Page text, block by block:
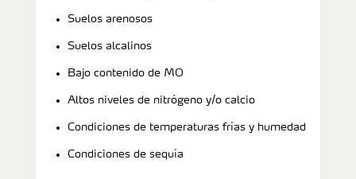
Suelos arenosos
Suelos alcalinos
Bajo contenido de MO
Altos niveles de nitrógeno y/o calcio
Condiciones de temperaturas frías y humedad
Condiciones de sequía